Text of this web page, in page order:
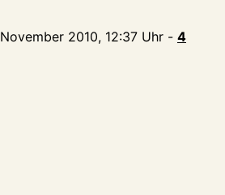
2010, 12:37 Uhr - 4